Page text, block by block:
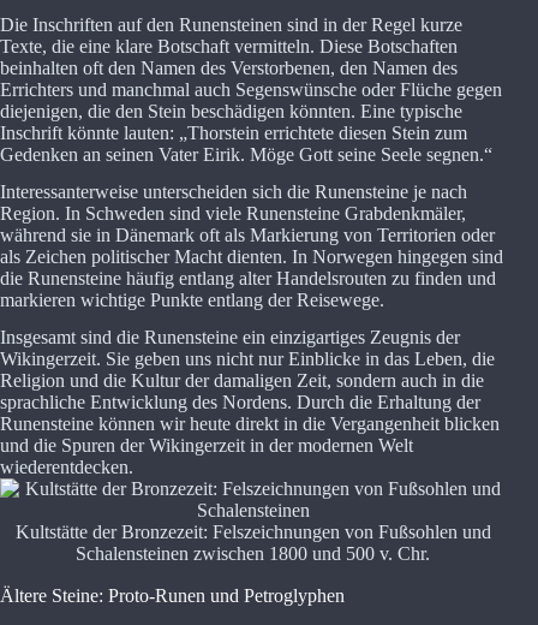
Die Inschriften auf den Runensteinen sind in der Regel kurze
Texte, die eine klare Botschaft vermitteln. Diese Botschaften
beinhalten oft den Namen des Verstorbenen, den Namen des
Errichters und manchmal auch Segenswünsche oder Flüche gegen
diejenigen, die den Stein beschädigen könnten. Eine typische
Inschrift könnte lauten: „Thorstein errichtete diesen Stein zum
Gedenken an seinen Vater Eirik. Möge Gott seine Seele segnen.“
Interessanterweise unterscheiden sich die Runensteine je nach
Region. In Schweden sind viele Runensteine Grabdenkmäler,
während sie in Dänemark oft als Markierung von Territorien oder
als Zeichen politischer Macht dienten. In Norwegen hingegen sind
die Runensteine häufig entlang alter Handelsrouten zu finden und
markieren wichtige Punkte entlang der Reisewege.
Insgesamt sind die Runensteine ein einzigartiges Zeugnis der
Wikingerzeit. Sie geben uns nicht nur Einblicke in das Leben, die
Religion und die Kultur der damaligen Zeit, sondern auch in die
sprachliche Entwicklung des Nordens. Durch die Erhaltung der
Runensteine können wir heute direkt in die Vergangenheit blicken
und die Spuren der Wikingerzeit in der modernen Welt
wiederentdecken.
Kultstätte der Bronzezeit: Felszeichnungen von Fußsohlen und
Schalensteinen zwischen 1800 und 500 v. Chr.
Ältere Steine: Proto-Runen und Petroglyphen